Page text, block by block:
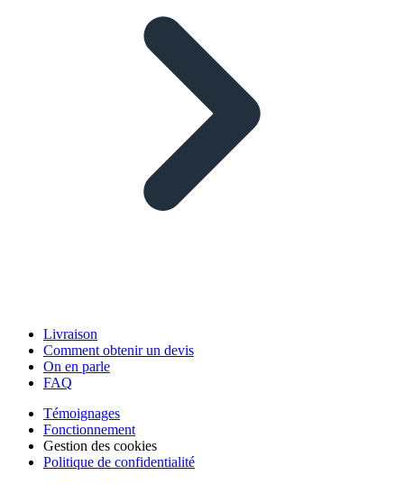
Livraison
Comment obtenir un devis
On en parle
FAQ
Témoignages
Fonctionnement
Gestion des cookies
Politique de confidentialité